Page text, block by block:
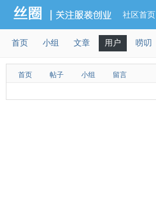
社区首页
首页 小组 文章 用户 唠叨
首页 帖子 小组 留言